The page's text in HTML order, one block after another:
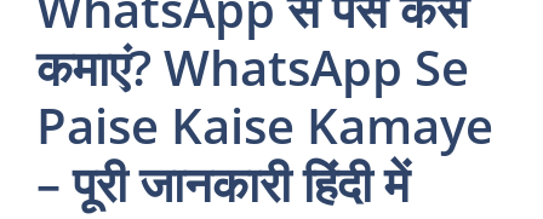
कमाएं? WhatsApp Se
Paise Kaise Kamaye
– पूरी जानकारी हिंदी में